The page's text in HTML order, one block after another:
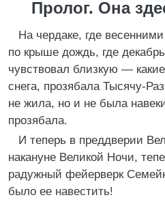
Пролог. Она
На чердаке, где
по крыше дождь, где
чувствовал близкую —
снега, прозябала Тысячу-
не жила, но и не была
прозябала.
И теперь в преддверии
накануне Великой Ночи,
радужный фейерверк
было ее навестить!